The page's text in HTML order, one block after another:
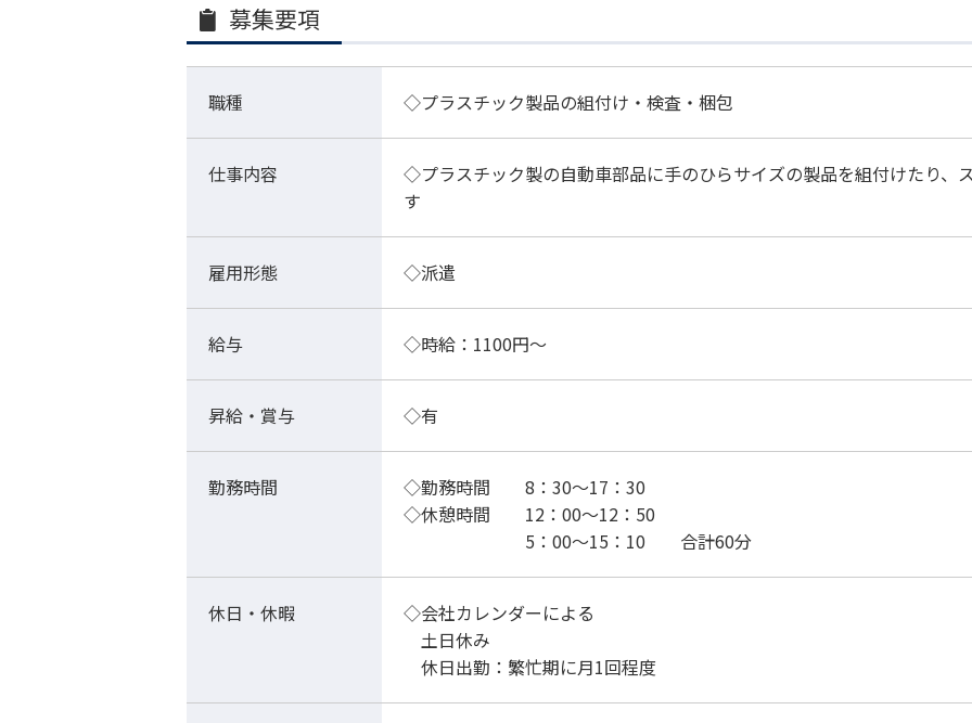
募集要項
職種 ◇プラスチック製品の組付け・検査・梱包
仕事内容
◇プラスチック製の自動車部品に手のひらサイズの製品を組付けたり、
す
雇用形態 ◇派遣
給与 ◇時給：1100円～
昇給・賞与 ◇有
勤務時間
◇勤務時間 8：30～17：30
◇休憩時間 12：00～12：50
5：00～15：10 合計60分
休日・休暇
◇会社カレンダーによる
土日休み
休日出勤：繁忙期に月1回程度